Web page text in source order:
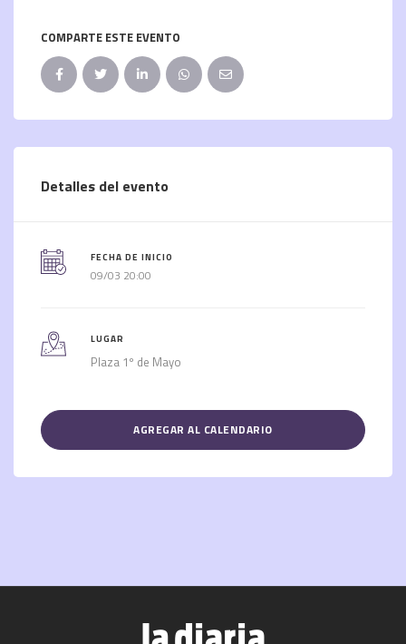
COMPARTE ESTE EVENTO
Detalles del evento
FECHA DE INICIO
09/03 20:00
LUGAR
Plaza 1º de Mayo
AGREGAR AL CALENDARIO